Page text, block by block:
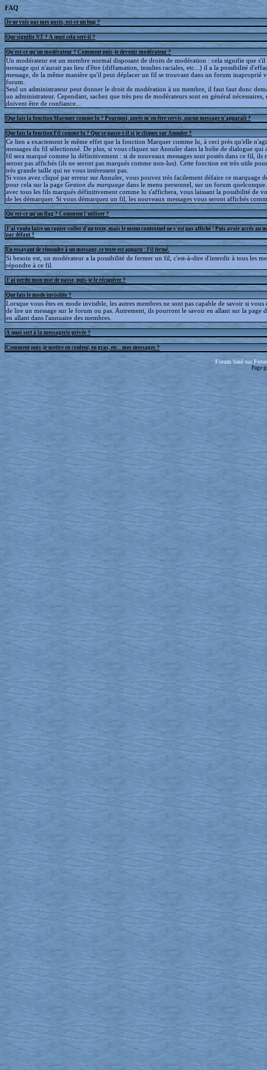
FAQ
Je ne vois pas mes posts, est-ce un bug ?
Que signifie NT ? A quoi cela sert-il ?
Qu'est-ce qu'un modérateur ? Comment puis-je devenir modérateur ?
Un modérateur est un membre normal disposant de droits de modération : cela signifie que
message qui n'aurait pas lieu d'être (diffamation, insultes raciales, etc...) il a la possibilité
message, de la même manière qu'il peut déplacer un fil se trouvant dans un forum inaproprié
forum.
Seul un administrateur peut donner le droit de modération à un membre, il faut faut donc
un administrateur. Cependant, sachez que très peu de modérateurs sont en général nécessaires,
doivent être de confiance...
Que fais la fonction Marquer comme lu ? Pourquoi, après m'en être servis, aucun message n'apparaît ?
Que fais la fonction Fil comme lu ? Que se passe-t-il si je cliques sur Annuler ?
Ce lien a exactement le même effet que la fonction Marquer comme lu, à ceci près qu'elle
messages du fil sélectionné. De plus, si vous cliquez sur Annuler dans la boîte de dialogue qui
fil sera marqué comme lu définitivement : si de nouveaux messages sont postés dans ce fil, ils
seront pas affichés (ils ne seront pas marqués comme non-lus). Cette fonction est très utile
très grande taille qui ne vous intéressent pas.
Si vous avez cliqué par erreur sur Annuler, vous pouvez très facilement défaire ce marquage
pour cela sur la page Gestion du marquage dans le menu personnel, sur un forum
avec tous les fils marqués définitivement comme lu s'affichera, vous laissant la possibilité de
de les démarquer. Si vous démarquez un fil, les nouveaux messages vous seront affichés
Qu'est-ce qu'un flag ? Comment l'utiliser ?
J'ai voulu faire un copier-coller d'un texte, mais le menu contextuel ne s'est pas affiché ! Puis avoir accès au
par défaut ?
En essayant de répondre à un message, ce texte est apparu : Fil fermé
Si besoin est, un modérateur a la possibilité de fermer un fil, c'est-à-dire d'interdir à tous les
répondre à ce fil.
J'ai perdu mon mot de passe, puis-je le récupérer ?
Que fais le mode invisible ?
Lorsque vous êtes en mode invisible, les autres membres ne sont pas capable de savoir si vous
de lire un message sur le forum ou pas. Autrement, ils pourront le savoir en allant sur la page
en allant dans l'annuaire des membres.
A quoi sert à la messagerie privée ?
Comment puis-je mettre en couleur, en gras, etc... mes messages ?
Forum basé sur
Page